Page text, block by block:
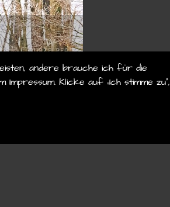
andere brauche ich für die
Klicke auf „Ich stimme zu“,